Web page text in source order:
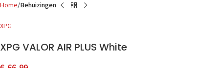
Home Behuizingen
XPG
XPG VALOR AIR PLUS White